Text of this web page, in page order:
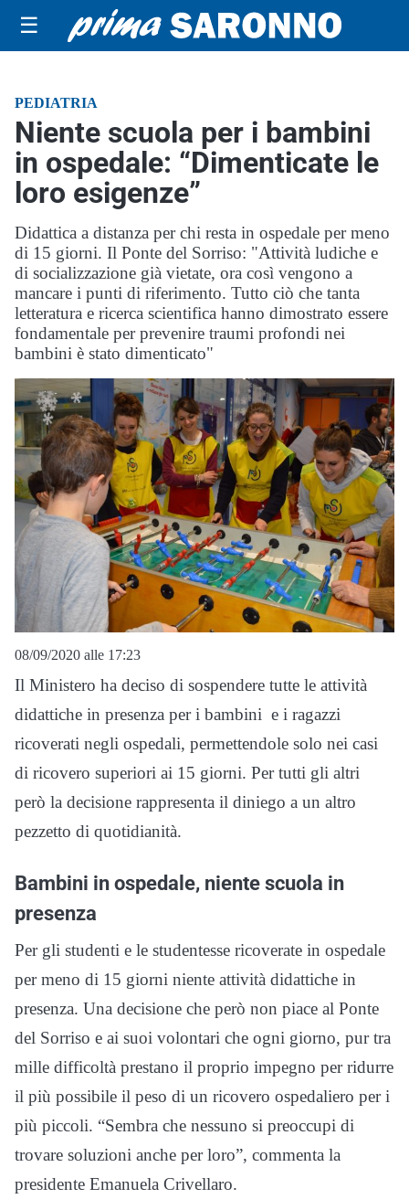
☰
PEDIATRIA
Niente scuola per i bambini
in ospedale: “Dimenticate le
loro esigenze”
Didattica a distanza per chi resta in ospedale per meno
di 15 giorni. Il Ponte del Sorriso: "Attività ludiche e
di socializzazione già vietate, ora così vengono a
mancare i punti di riferimento. Tutto ciò che tanta
letteratura e ricerca scientifica hanno dimostrato essere
fondamentale per prevenire traumi profondi nei
bambini è stato dimenticato"
08/09/2020 alle 17:23
Il Ministero ha deciso di sospendere tutte le attività
didattiche in presenza per i bambini e i ragazzi
ricoverati negli ospedali, permettendole solo nei casi
di ricovero superiori ai 15 giorni. Per tutti gli altri
però la decisione rappresenta il diniego a un altro
pezzetto di quotidianità.
Bambini in ospedale, niente scuola in
presenza
Per gli studenti e le studentesse ricoverate in ospedale
per meno di 15 giorni niente attività didattiche in
presenza. Una decisione che però non piace al Ponte
del Sorriso e ai suoi volontari che ogni giorno, pur tra
mille difficoltà prestano il proprio impegno per ridurre
il più possibile il peso di un ricovero ospedaliero per i
più piccoli. “Sembra che nessuno si preoccupi di
trovare soluzioni anche per loro”, commenta la
presidente Emanuela Crivellaro.